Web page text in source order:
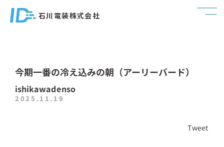
石川電装株式会社
今期一番の冷え込みの朝（アーリーバード）
ishikawadenso
2025.11.19
Tweet